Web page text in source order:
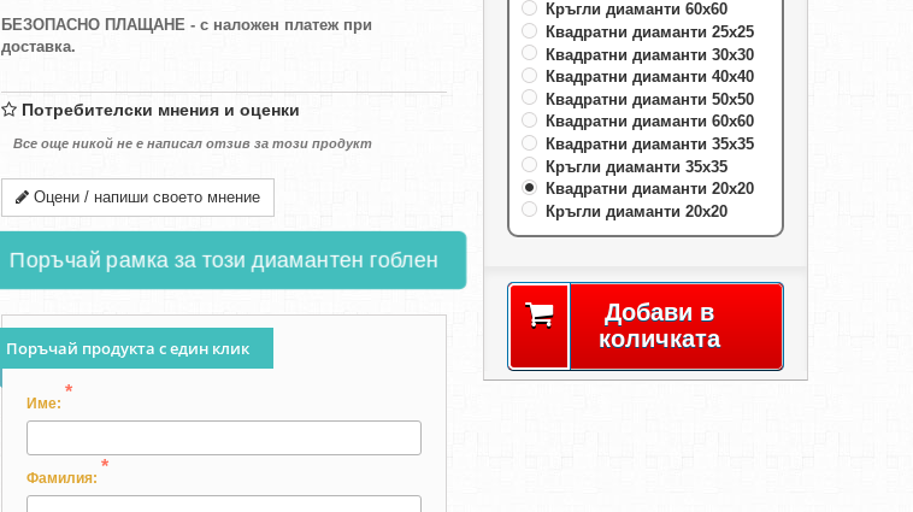
БЕЗОПАСНО ПЛАЩАНЕ - с наложен платеж при
доставка.
Потребителски мнения и оценки
Все още никой не е написал отзив за този продукт
Оцени / напиши своето мнение
Поръчай рамка за този диамантен гоблен
Поръчай продукта с един клик
Име:
*
Фамилия:
*
Кръгли диаманти 60х60
Квадратни диаманти 25х25
Квадратни диаманти 30х30
Квадратни диаманти 40х40
Квадратни диаманти 50х50
Квадратни диаманти 60х60
Квадратни диаманти 35х35
Кръгли диаманти 35х35
Квадратни диаманти 20х20
Кръгли диаманти 20х20
Добави в
количката